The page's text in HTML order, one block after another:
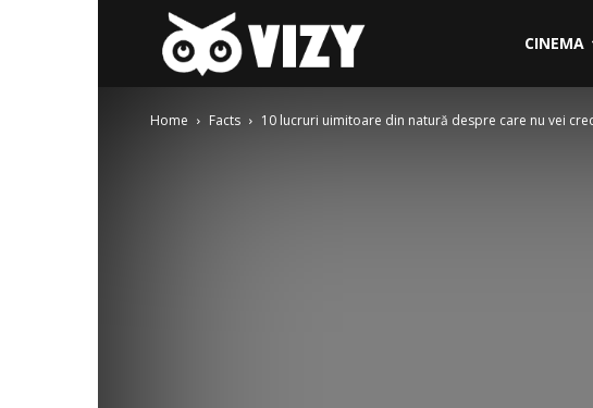
fest
CINEMA
Home Facts 10 lucruri uimitoare din natură despre care nu vei